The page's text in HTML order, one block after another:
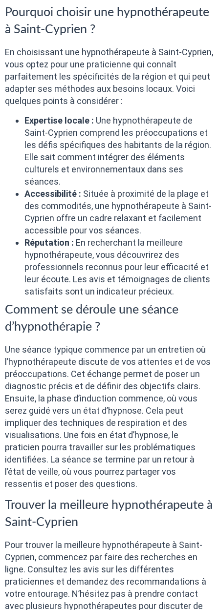
Pourquoi choisir une hypnothérapeute
à Saint-Cyprien ?
En choisissant une hypnothérapeute à Saint-Cyprien,
vous optez pour une praticienne qui connaît
parfaitement les spécificités de la région et qui peut
adapter ses méthodes aux besoins locaux. Voici
quelques points à considérer :
Expertise locale : Une hypnothérapeute de
Saint-Cyprien comprend les préoccupations et
les défis spécifiques des habitants de la région.
Elle sait comment intégrer des éléments
culturels et environnementaux dans ses
séances.
Accessibilité : Située à proximité de la plage et
des commodités, une hypnothérapeute à Saint-
Cyprien offre un cadre relaxant et facilement
accessible pour vos séances.
Réputation : En recherchant la meilleure
hypnothérapeute, vous découvrirez des
professionnels reconnus pour leur efficacité et
leur écoute. Les avis et témoignages de clients
satisfaits sont un indicateur précieux.
Comment se déroule une séance
d’hypnothérapie ?
Une séance typique commence par un entretien où
l’hypnothérapeute discute de vos attentes et de vos
préoccupations. Cet échange permet de poser un
diagnostic précis et de définir des objectifs clairs.
Ensuite, la phase d’induction commence, où vous
serez guidé vers un état d’hypnose. Cela peut
impliquer des techniques de respiration et des
visualisations. Une fois en état d’hypnose, le
praticien pourra travailler sur les problématiques
identifiées. La séance se termine par un retour à
l’état de veille, où vous pourrez partager vos
ressentis et poser des questions.
Trouver la meilleure hypnothérapeute à
Saint-Cyprien
Pour trouver la meilleure hypnothérapeute à Saint-
Cyprien, commencez par faire des recherches en
ligne. Consultez les avis sur les différentes
praticiennes et demandez des recommandations à
votre entourage. N’hésitez pas à prendre contact
avec plusieurs hypnothérapeutes pour discuter de